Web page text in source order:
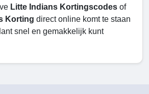
Litte Indians Kortingscodes of
Korting direct online komt te staan
snel en gemakkelijk kunt